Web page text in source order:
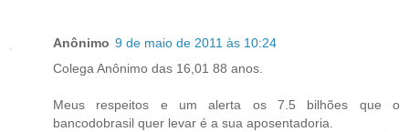
Anônimo 9 de maio de 2011 às 10:24
Colega Anônimo das 16,01 88 anos.
Meus respeitos e um alerta os 7.5 bilhões que o
bancodobrasil quer levar é a sua aposentadoria.